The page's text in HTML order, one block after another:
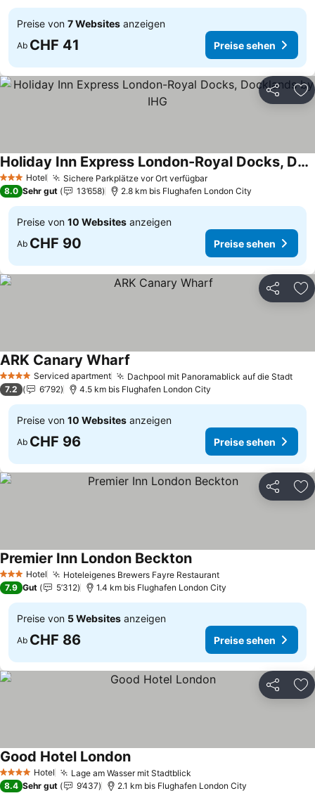
Preise von 7 Websites anzeigen
Ab CHF 41 Preise sehen
Teilen
3 SterneHotel Sichere Parkplätze vor Ort verfügbarPreise sehen
Holiday Inn Express London-Royal Docks, Docklands by IHG
Preise sehen
8.0 Sehr gut 13’658 2.8 km bis Flughafen London City
Preise von 10 Websites anzeigen
Ab CHF 90 Preise sehen
Teilen
4 Sterne Serviced apartment Dachpool mit Panoramablick auf die Stadt
ARK Canary Wharf
7.2 6’792 4.5 km bis Flughafen London City
Preise von 10 Websites anzeigen
Ab CHF 96 Preise sehen
Teilen
3 SterneHotel Hoteleigenes Brewers Fayre RestaurantPreise sehen
Premier Inn London BecktonPreise sehen
7.9 Gut 5’312 1.4 km bis Flughafen London City
Preise von 5 Websites anzeigen
Ab CHF 86 Preise sehen
Teilen
4 Sterne Hotel Lage am Wasser mit Stadtblick
Good Hotel LondonPreise sehen
8.4 Sehr gut 9’437 2.1 km bis Flughafen London City